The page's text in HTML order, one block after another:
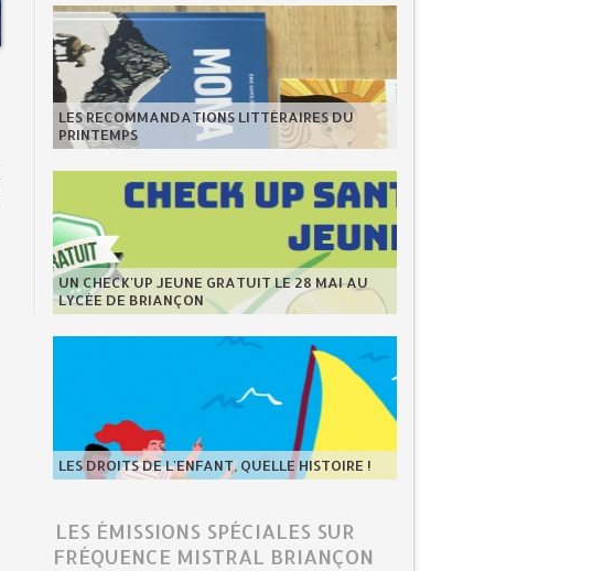
LES RECOMMANDATIONS LITTÉRAIRES DU
PRINTEMPS
UN CHECK'UP JEUNE GRATUIT LE 28 MAI AU
LYCÉE DE BRIANÇON
LES DROITS DE L'ENFANT, QUELLE HISTOIRE !
LES ÉMISSIONS SPÉCIALES SUR
FRÉQUENCE MISTRAL BRIANÇON